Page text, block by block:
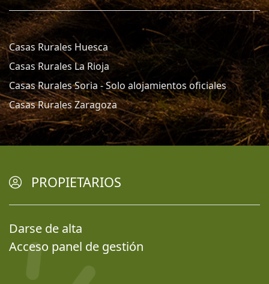
Casas Rurales Huesca
Casas Rurales La Rioja
Casas Rurales Soria - Solo alojamientos oficiales
Casas Rurales Zaragoza
PROPIETARIOS
Darse de alta
Acceso panel de gestión